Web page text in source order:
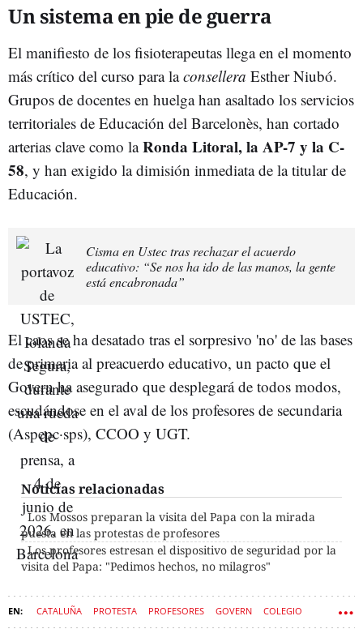
Un sistema en pie de guerra
El manifiesto de los fisioterapeutas llega en el momento
más crítico del curso para laconsellera Esther Niubó.
Grupos de docentes en huelga han asaltado los servicios
territoriales de Educación del Barcelonès, han cortado
arterias clave como laRonda Litoral, la AP-7 y la C-
58, y han exigido la dimisión inmediata de la titular de
Educación.
Cisma en Ustec tras rechazar el acuerdo
educativo: “Se nos ha ido de las manos, la gente
está encabronada”
El caos se ha desatado tras el sorpresivo 'no' de las bases
de primaria al preacuerdo educativo, un pacto que el
Govern ha asegurado que desplegará de todos modos,
escudándose en el aval de los profesores de secundaria
(Aspepc·sps), CCOO y UGT.
Noticias relacionadas
Los Mossos preparan la visita del Papa con la mirada
puesta en las protestas de profesores
Los profesores estresan el dispositivo de seguridad por la
visita del Papa: "Pedimos hechos, no milagros"
CATALUÑA PROTESTA PROFESORES GOVERN COLEGIO